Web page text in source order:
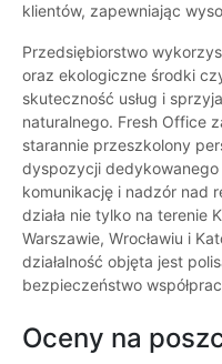
klientów, zapewniając
Przedsiębiorstwo
oraz ekologiczne środki
skuteczność usług i
naturalnego. Fresh Office
starannie przeszkolony
dyspozycji
komunikację i nadzór nad
działa nie tylko na terenie
Warszawie, Wrocławiu i
działalność objęta jest
bezpieczeństwo
Oceny na